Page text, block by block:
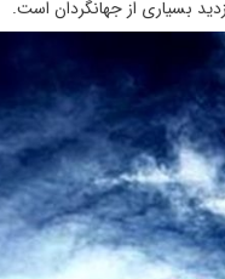
بسیاری از جهانگردان است.